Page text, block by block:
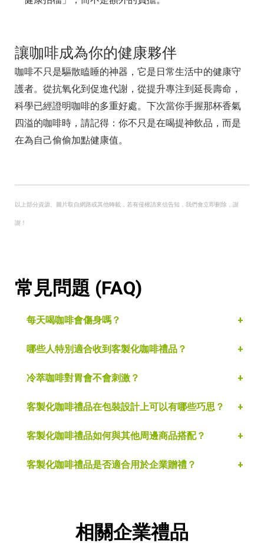
讓咖啡成為你的健康夥伴
咖啡不只是驅散瞌睡的神器，它是日常生活中的健康守
護者。從抗氧化到促進代謝，從提升專注到延長壽命，
科學已經證明咖啡的多重好處。下次當你手握那杯香氣
四溢的咖啡時，請記得：你不只是在喝提神飲品，而是
在為自己偷偷加點健康值。
以上部分資源、圖片取自網路或其他轉載，若有侵權請來信告知，我們會立即刪除，謝
謝！
常見問題 (FAQ)
每天喝咖啡會傷身嗎？
哪些人特別適合收到客製化咖啡禮品？
冷萃咖啡對胃會不會刺激？
客製化咖啡禮品在包裝設計上可以有哪些巧思？
客製化咖啡禮品如何與其他周邊商品搭配？
客製化咖啡禮品是否適合用於企業贈禮？
相關企業禮品